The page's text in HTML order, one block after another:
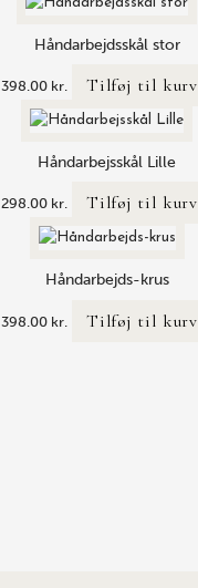
Håndarbejdsskål stor
398.00 kr. Tilføj til kurv
Håndarbejsskål Lille
298.00 kr. Tilføj til kurv
Håndarbejds-krus
398.00 kr. Tilføj til kurv